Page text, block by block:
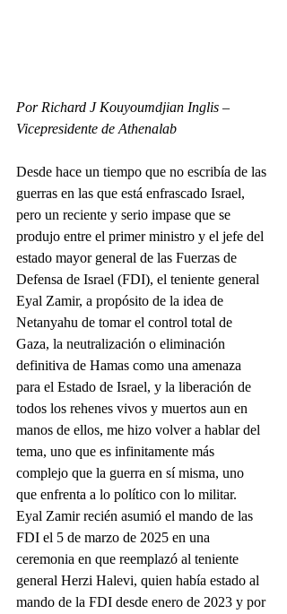
Por Richard J Kouyoumdjian Inglis –
Vicepresidente de Athenalab
Desde hace un tiempo que no escribía de las
guerras en las que está enfrascado Israel,
pero un reciente y serio impase que se
produjo entre el primer ministro y el jefe del
estado mayor general de las Fuerzas de
Defensa de Israel (FDI), el teniente general
Eyal Zamir, a propósito de la idea de
Netanyahu de tomar el control total de
Gaza, la neutralización o eliminación
definitiva de Hamas como una amenaza
para el Estado de Israel, y la liberación de
todos los rehenes vivos y muertos aun en
manos de ellos, me hizo volver a hablar del
tema, uno que es infinitamente más
complejo que la guerra en sí misma, uno
que enfrenta a lo político con lo militar.
Eyal Zamir recién asumió el mando de las
FDI el 5 de marzo de 2025 en una
ceremonia en que reemplazó al teniente
general Herzi Halevi, quien había estado al
mando de la FDI desde enero de 2023 y por